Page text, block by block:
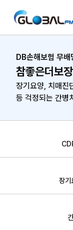
DB손해보험 무배
참좋은더보
장기요양, 치매진
등 걱정되는 간병
장기